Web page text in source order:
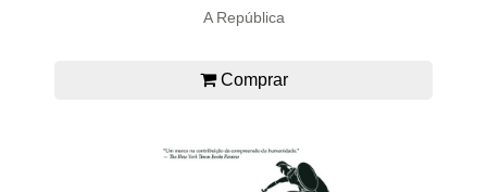
A República
Comprar